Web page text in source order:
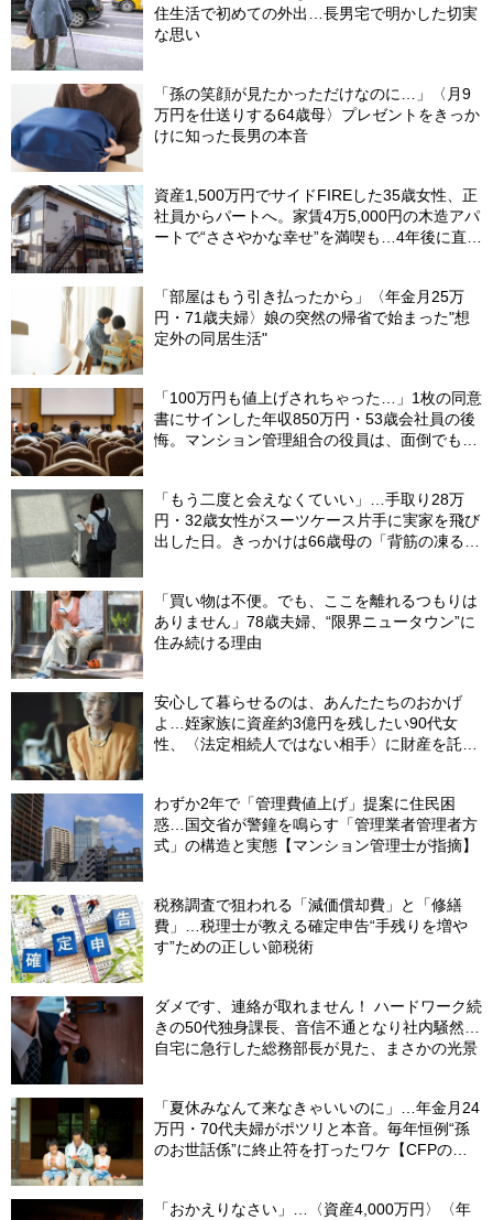
住生活で初めての外出…長男宅で明かした切実
な思い
「孫の笑顔が見たかっただけなのに…」〈月9
万円を仕送りする64歳母〉プレゼントをきっか
けに知った長男の本音
資産1,500万円でサイドFIREした35歳女性、正
社員からパートへ。家賃4万5,000円の木造アパ
ートで“ささやかな幸せ”を満喫も…4年後に直面
「部屋はもう引き払ったから」〈年金月25万
円・71歳夫婦〉娘の突然の帰省で始まった"想
定外の同居生活"
「100万円も値上げされちゃった…」1枚の同意
書にサインした年収850万円・53歳会社員の後
悔。マンション管理組合の役員は、面倒でも自
「もう二度と会えなくていい」…手取り28万
円・32歳女性がスーツケース片手に実家を飛び
出した日。きっかけは66歳母の「背筋の凍る一
「買い物は不便。でも、ここを離れるつもりは
ありません」78歳夫婦、“限界ニュータウン”に
住み続ける理由
安心して暮らせるのは、あんたたちのおかげ
よ…姪家族に資産約3億円を残したい90代女
性、〈法定相続人ではない相手〉に財産を託せ
わずか2年で「管理費値上げ」提案に住民困
惑…国交省が警鐘を鳴らす「管理業者管理者方
式」の構造と実態【マンション管理士が指摘】
税務調査で狙われる「減価償却費」と「修繕
費」…税理士が教える確定申告“手残りを増や
す”ための正しい節税術
ダメです、連絡が取れません！ ハードワーク続
きの50代独身課長、音信不通となり社内騒然…
自宅に急行した総務部長が見た、まさかの光景
「夏休みなんて来なきゃいいのに」…年金月24
万円・70代夫婦がポツリと本音。毎年恒例“孫
のお世話係”に終止符を打ったワケ【CFPの助
「おかえりなさい」…〈資産4,000万円〉〈年